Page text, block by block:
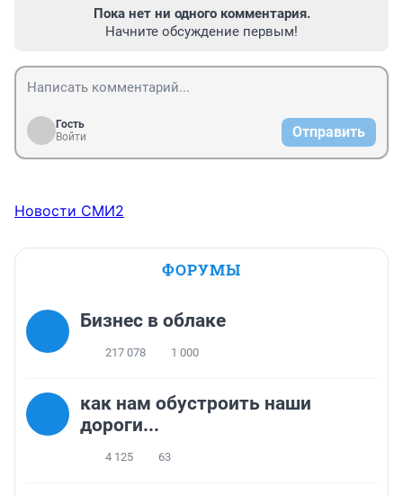
Пока нет ни одного комментария.
Начните обсуждение первым!
Гость
Войти
Отправить
Новости СМИ2
ФОРУМЫ
Бизнес в облаке
217 078 1 000
как нам обустроить наши
дороги...
4 125 63